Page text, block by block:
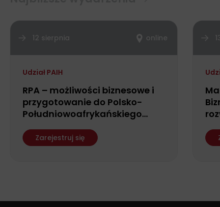
12 sierpnia online
Udział PAIH
RPA – możliwości biznesowe i
przygotowanie do Polsko-
Południowoafrykańskiego
Zarejestruj się